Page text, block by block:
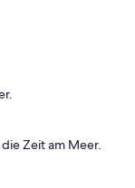
unter Reet
Zeit am Meer.